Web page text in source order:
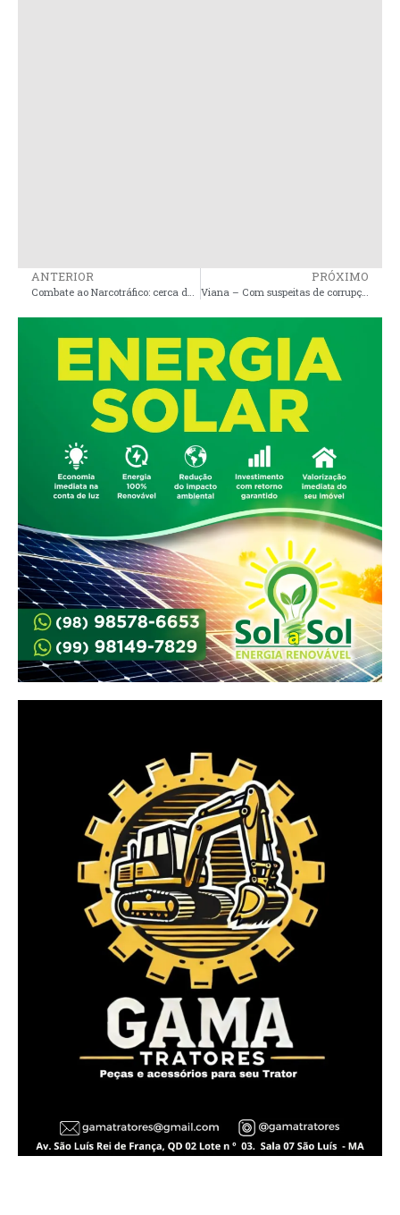
ANTERIOR
Combate ao Narcotráfico: cerca de 20kg de entorpecentes apreendidos nos últimos meses em Carutapera são incinerados pela Polícia Civil
PRÓXIMO
Viana – Com suspeitas de corrupção e favorecimento, Carinho Cidreira contrata serviços médicos por quase R$ 16 milhões